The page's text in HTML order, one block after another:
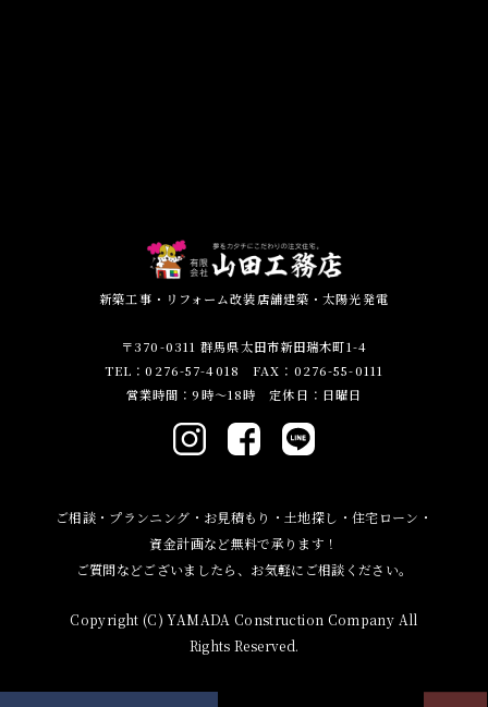
新築工事・リフォーム改装店舗建築・太陽光発電
〒370-0311 群馬県太田市新田瑞木町1-4
TEL：0276-57-4018 FAX：0276-55-0111
営業時間：9時～18時 定休日：日曜日
ご相談・プランニング・お見積もり・土地探し・住宅ローン・
資金計画など無料で承ります！
ご質問などございましたら、お気軽にご相談ください。
Copyright (C) YAMADA Construction Company All
Rights Reserved.